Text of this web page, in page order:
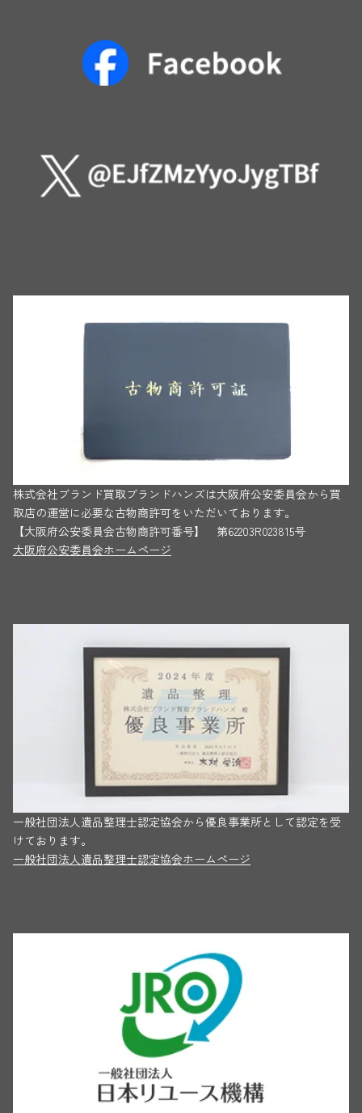
株式会社ブランド買取ブランドハンズは大阪府公安委員会から買
取店の運営に必要な古物商許可をいただいております。
【大阪府公安委員会古物商許可番号】 第62203R023815号
大阪府公安委員会ホームページ
一般社団法人遺品整理士認定協会から優良事業所として認定を受
けております。
一般社団法人遺品整理士認定協会ホームページ